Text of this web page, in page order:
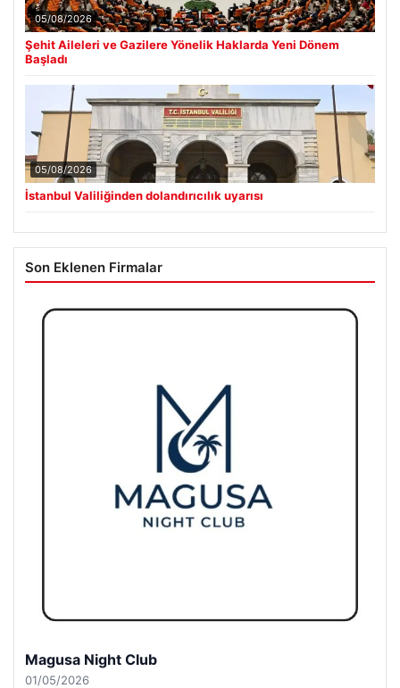
Şehit Aileleri ve Gazilere Yönelik Haklarda Yeni Dönem
Başladı
05/08/2026
İstanbul Valiliğinden dolandırıcılık uyarısı
Son Eklenen Firmalar
Girne Night Club